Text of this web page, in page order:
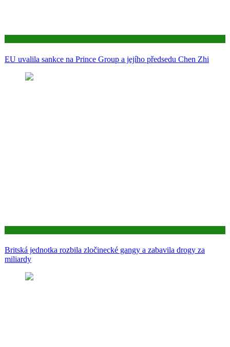
EU uvalila sankce na Prince Group a jejího předsedu Chen Zhi
Britská jednotka rozbila zločinecké gangy a zabavila drogy za
miliardy